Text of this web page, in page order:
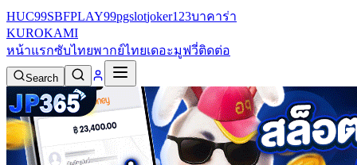
HUC99SBFPLAY99pgslotjoker123บาคาร่า
KUROKAMI
หน้าแรกซับไทยพากย์ไทยเดอะมูฟวี่ติดต่อ
Search